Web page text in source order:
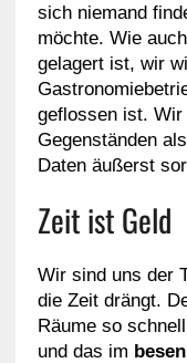
sich niemand
möchte. Wie
gelagert ist, wir
geflossen ist. Wir
Gegenständen
Daten äußerst
Zeit ist Geld
Wir sind uns der
die Zeit drängt.
Räume so
und das im